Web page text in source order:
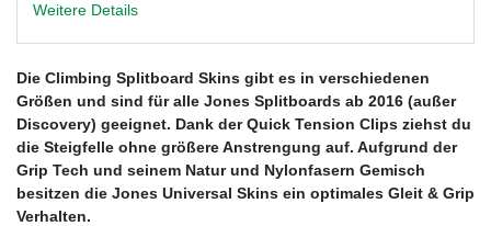
Weitere Details
Die Climbing Splitboard Skins gibt es in verschiedenen
Größen und sind für alle Jones Splitboards ab 2016 (außer
Discovery) geeignet. Dank der Quick Tension Clips ziehst du
die Steigfelle ohne größere Anstrengung auf. Aufgrund der
Grip Tech und seinem Natur und Nylonfasern Gemisch
besitzen die Jones Universal Skins ein optimales Gleit & Grip
Verhalten.